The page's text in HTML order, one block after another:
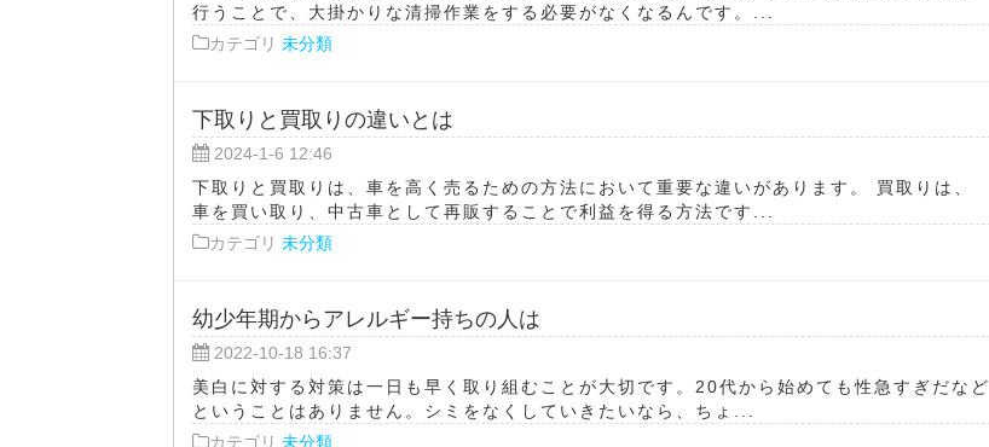
行うことで、大掛かりな清掃作業をする必要がなくなるんです。...
カテゴリ 未分類
下取りと買取りの違いとは
2024-1-6 12:46
下取りと買取りは、車を高く売るための方法において重要な違いがあります。 買取りは、
車を買い取り、中古車として再販することで利益を得る方法です...
カテゴリ 未分類
幼少年期からアレルギー持ちの人は
2022-10-18 16:37
美白に対する対策は一日も早く取り組むことが大切です。20代から始めても性急すぎだなど
ということはありません。シミをなくしていきたいなら、ちょ...
カテゴリ 未分類